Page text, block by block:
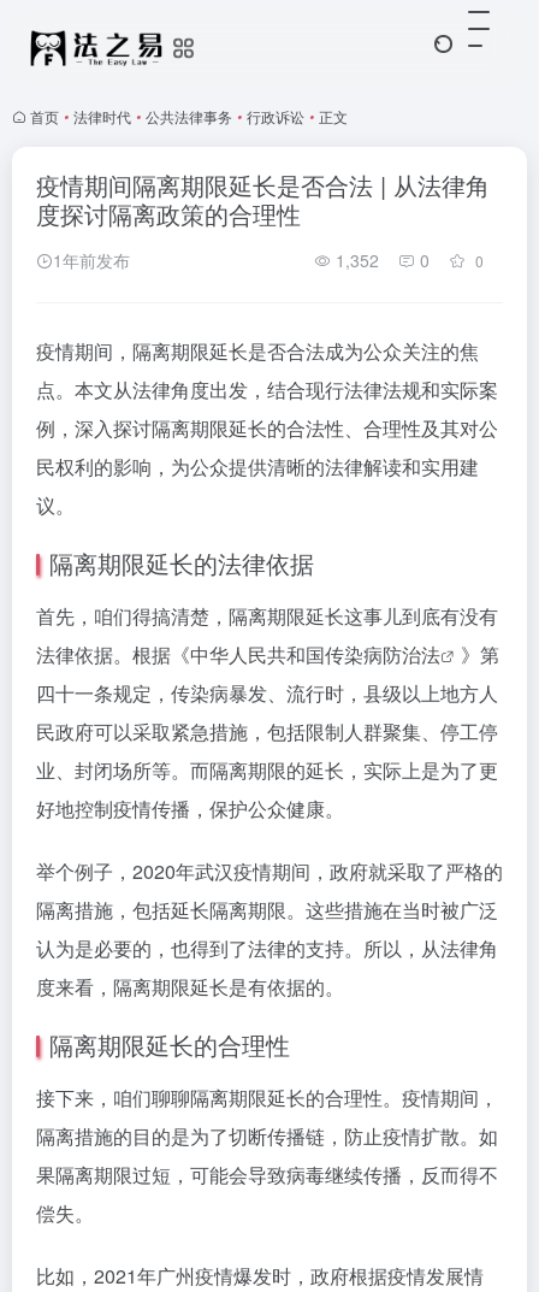
首页 • 法律时代 • 公共法律事务 • 行政诉讼 • 正文
疫情期间隔离期限延长是否合法 | 从法律角
度探讨隔离政策的合理性
1年前发布 1,352 0 0
疫情期间，隔离期限延长是否合法成为公众关注的焦
点。本文从法律角度出发，结合现行法律法规和实际案
例，深入探讨隔离期限延长的合法性、合理性及其对公
民权利的影响，为公众提供清晰的法律解读和实用建
议。
隔离期限延长的法律依据
首先，咱们得搞清楚，隔离期限延长这事儿到底有没有
法律依据。根据《中华人民共和国传染病防治法
》第
四十一条规定，传染病暴发、流行时，县级以上地方人
民政府可以采取紧急措施，包括限制人群聚集、停工停
业、封闭场所等。而隔离期限的延长，实际上是为了更
好地控制疫情传播，保护公众健康。
举个例子，2020年武汉疫情期间，政府就采取了严格的
隔离措施，包括延长隔离期限。这些措施在当时被广泛
认为是必要的，也得到了法律的支持。所以，从法律角
度来看，隔离期限延长是有依据的。
隔离期限延长的合理性
接下来，咱们聊聊隔离期限延长的合理性。疫情期间，
隔离措施的目的是为了切断传播链，防止疫情扩散。如
果隔离期限过短，可能会导致病毒继续传播，反而得不
偿失。
比如，2021年广州疫情爆发时，政府根据疫情发展情